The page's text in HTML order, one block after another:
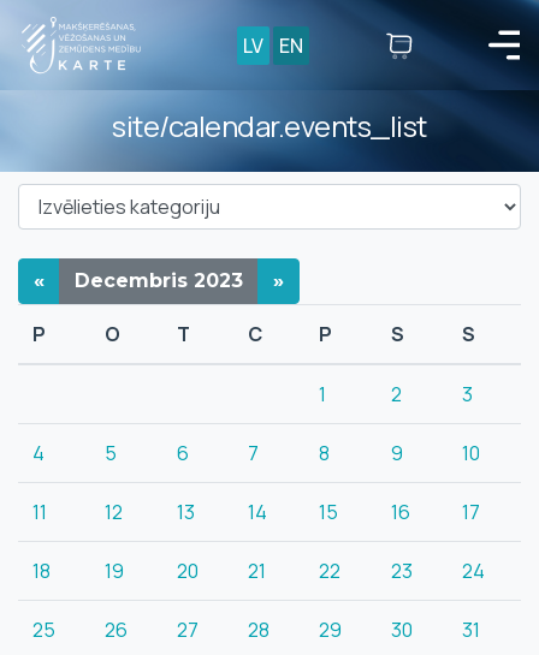
LV EN
site/calendar.events_list
« Decembris 2023 »
P O T C P S S
1 2 3
4 5 6 7 8 9 10
11 12 13 14 15 16 17
18 19 20 21 22 23 24
25 26 27 28 29 30 31